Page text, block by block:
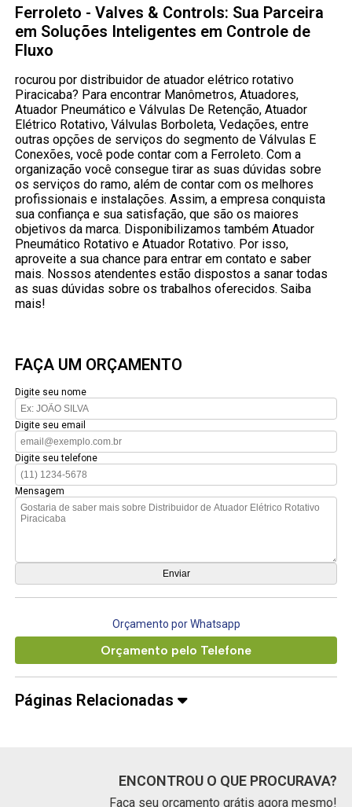
Ferroleto - Valves & Controls: Sua Parceira
em Soluções Inteligentes em Controle de
Fluxo
rocurou por distribuidor de atuador elétrico rotativo
Piracicaba? Para encontrar Manômetros, Atuadores,
Atuador Pneumático e Válvulas De Retenção, Atuador
Elétrico Rotativo, Válvulas Borboleta, Vedações, entre
outras opções de serviços do segmento de Válvulas E
Conexões, você pode contar com a Ferroleto. Com a
organização você consegue tirar as suas dúvidas sobre
os serviços do ramo, além de contar com os melhores
profissionais e instalações. Assim, a empresa conquista
sua confiança e sua satisfação, que são os maiores
objetivos da marca. Disponibilizamos também Atuador
Pneumático Rotativo e Atuador Rotativo. Por isso,
aproveite a sua chance para entrar em contato e saber
mais. Nossos atendentes estão dispostos a sanar todas
as suas dúvidas sobre os trabalhos oferecidos. Saiba
mais!
FAÇA UM ORÇAMENTO
Digite seu nome
Digite seu email
Digite seu telefone
Mensagem
Orçamento por Whatsapp
Orçamento pelo Telefone
Páginas Relacionadas
ENCONTROU O QUE PROCURAVA?
Faça seu orçamento grátis agora mesmo!